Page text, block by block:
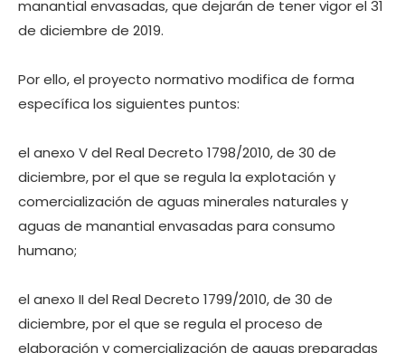
manantial envasadas, que dejarán de tener vigor el 31
de diciembre de 2019.
Por ello, el proyecto normativo modifica de forma
específica los siguientes puntos:
el anexo V del Real Decreto 1798/2010, de 30 de
diciembre, por el que se regula la explotación y
comercialización de aguas minerales naturales y
aguas de manantial envasadas para consumo
humano;
el anexo II del Real Decreto 1799/2010, de 30 de
diciembre, por el que se regula el proceso de
elaboración y comercialización de aguas preparadas